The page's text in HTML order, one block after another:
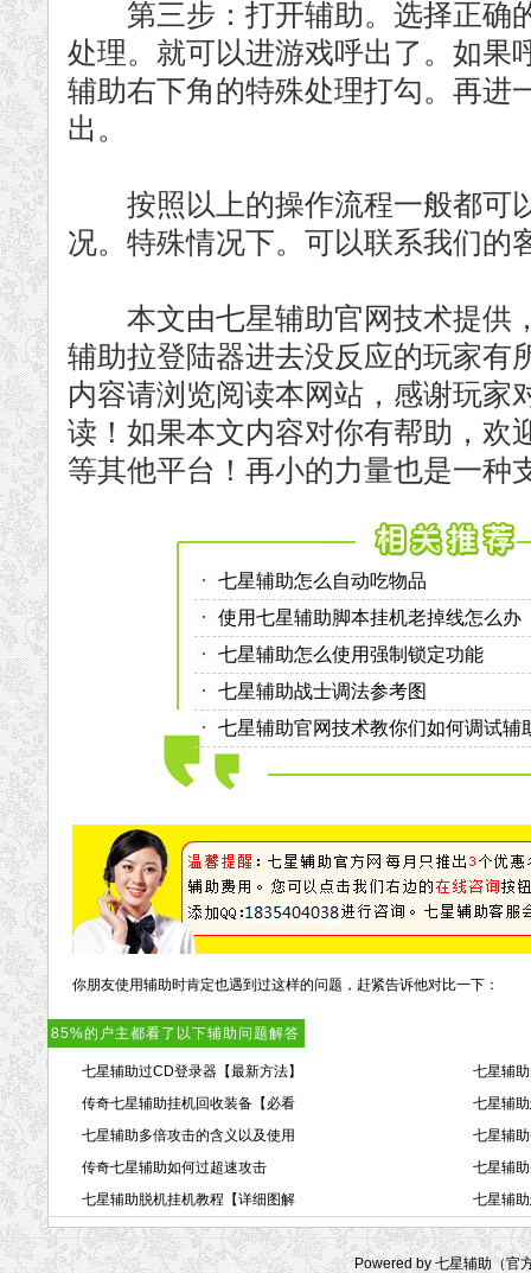
第三步：打开辅助。选择正确
处理。就可以进游戏呼出了。如果
辅助右下角的特殊处理打勾。再进
出。
按照以上的操作流程一般都可
况。特殊情况下。可以联系我们的
本文由七星辅助官网技术提供
辅助拉登陆器进去没反应的玩家有
内容请浏览阅读本网站，感谢玩家
读！如果本文内容对你有帮助，欢
等其他平台！再小的力量也是一种
七星辅助怎么自动吃物品
使用七星辅助脚本挂机老掉线怎么办
七星辅助怎么使用强制锁定功能
七星辅助战士调法参考图
七星辅助官网技术教你们如何调试辅
你朋友使用辅助时肯定也遇到过这样的问题，赶紧告诉他对比一下：
85%的户主都看了以下辅助问题解答
七星辅助过CD登录器【最新方法】
七星辅
传奇七星辅助挂机回收装备【必看
七星辅
七星辅助多倍攻击的含义以及使用
七星辅
传奇七星辅助如何过超速攻击
七星辅
七星辅助脱机挂机教程【详细图解
七星辅
Powered by 七星辅助（官